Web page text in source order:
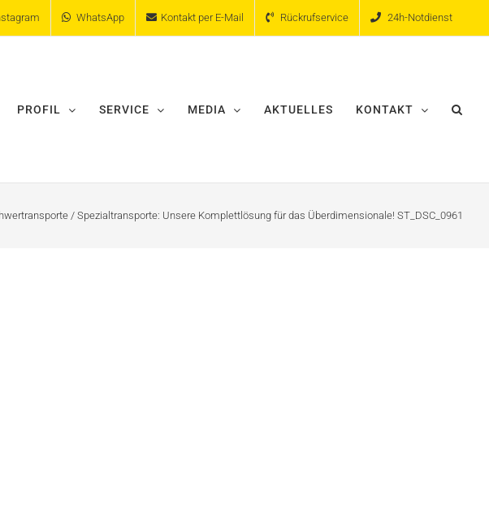
WhatsApp Kontakt per E-Mail Rückrufservice 24h-Notdienst
PROFIL SERVICE MEDIA AKTUELLES KONTAKT
/ Spezialtransporte: Unsere Komplettlösung für das Überdimensionale! ST_DSC_0961